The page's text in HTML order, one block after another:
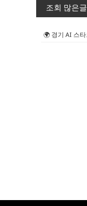
조회 많은글